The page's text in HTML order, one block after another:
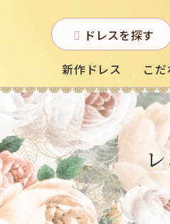
ドレスを探す
新作ドレス こ
お母様フォー
(マザーズドレ